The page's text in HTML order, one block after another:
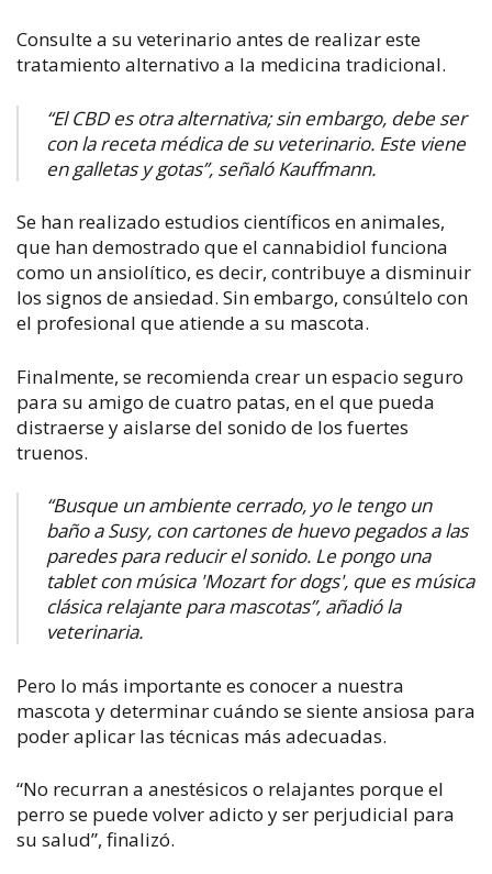
Consulte a su veterinario antes de realizar este
tratamiento alternativo a la medicina tradicional.
“El CBD es otra alternativa; sin embargo, debe ser
con la receta médica de su veterinario. Este viene
en galletas y gotas”, señaló Kauffmann.
Se han realizado estudios científicos en animales,
que han demostrado que el cannabidiol funciona
como un ansiolítico, es decir, contribuye a disminuir
los signos de ansiedad. Sin embargo, consúltelo con
el profesional que atiende a su mascota.
Finalmente, se recomienda crear un espacio seguro
para su amigo de cuatro patas, en el que pueda
distraerse y aislarse del sonido de los fuertes
truenos.
“Busque un ambiente cerrado, yo le tengo un
baño a Susy, con cartones de huevo pegados a las
paredes para reducir el sonido. Le pongo una
tablet con música 'Mozart for dogs', que es música
clásica relajante para mascotas”, añadió la
veterinaria.
Pero lo más importante es conocer a nuestra
mascota y determinar cuándo se siente ansiosa para
poder aplicar las técnicas más adecuadas.
“No recurran a anestésicos o relajantes porque el
perro se puede volver adicto y ser perjudicial para
su salud”, finalizó.